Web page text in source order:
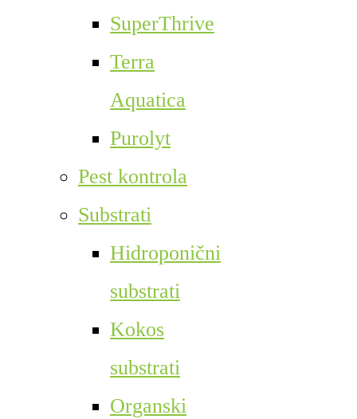
SuperThrive
Terra
Aquatica
Purolyt
Pest kontrola
Substrati
Hidroponični
substrati
Kokos
substrati
Organski